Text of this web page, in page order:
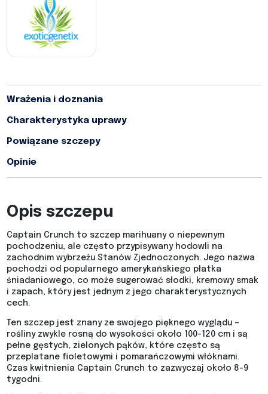
Wrażenia i doznania
Charakterystyka uprawy
Powiązane szczepy
Opinie
Opis szczepu
Captain Crunch to szczep marihuany o niepewnym
pochodzeniu, ale często przypisywany hodowli na
zachodnim wybrzeżu Stanów Zjednoczonych. Jego nazwa
pochodzi od popularnego amerykańskiego płatka
śniadaniowego, co może sugerować słodki, kremowy smak
i zapach, który jest jednym z jego charakterystycznych
cech.
Ten szczep jest znany ze swojego pięknego wyglądu –
rośliny zwykle rosną do wysokości około 100-120 cm i są
pełne gęstych, zielonych pąków, które często są
przeplatane fioletowymi i pomarańczowymi włóknami.
Czas kwitnienia Captain Crunch to zazwyczaj około 8-9
tygodni.